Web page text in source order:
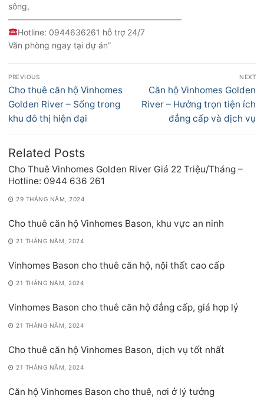
sông,
—————————————————————
Hotline: 0944636261 hỗ trợ 24/7
Văn phòng ngay tại dự án”
Điều
hướng
bài
viết
PREVIOUS
Previous
post:
Cho thuê căn hộ Vinhomes
Golden River – Sống trong
khu đô thị hiện đại
NEXT
Next
post:
Căn hộ Vinhomes Golden
River – Hưởng trọn tiện ích
đẳng cấp và dịch vụ
Related Posts
Cho Thuê Vinhomes Golden River Giá 22 Triệu/Tháng –
Hotline: 0944 636 261
29 THÁNG NĂM, 2024
Cho thuê căn hộ Vinhomes Bason, khu vực an ninh
21 THÁNG NĂM, 2024
Vinhomes Bason cho thuê căn hộ, nội thất cao cấp
21 THÁNG NĂM, 2024
Vinhomes Bason cho thuê căn hộ đẳng cấp, giá hợp lý
21 THÁNG NĂM, 2024
Cho thuê căn hộ Vinhomes Bason, dịch vụ tốt nhất
21 THÁNG NĂM, 2024
Căn hộ Vinhomes Bason cho thuê, nơi ở lý tưởng